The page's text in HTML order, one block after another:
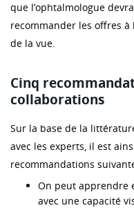
que l’ophtalmologue
recommander les offres à
de la vue.
Cinq
collaborations
Sur la base de la
avec les experts, il est
recommandations
On peut apprendre
avec une capacité